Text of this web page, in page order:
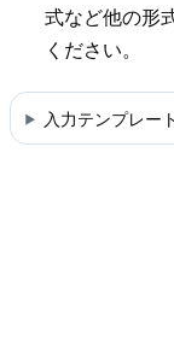
式など他の形
ください。
入力テンプレート